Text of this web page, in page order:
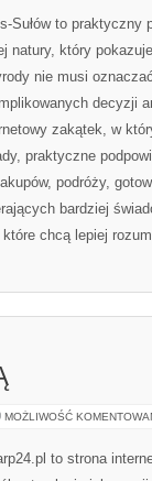
Sułów to praktyczny
natury, który
nie musi
decyzji
zakątek, w
praktyczne
podróży,
bardziej
chcą lepiej
MOŻLIWOŚĆ
to strona